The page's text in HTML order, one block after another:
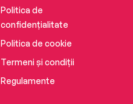
Politica de
confidențialitate
Politica de cookie
Termeni și condiții
Regulamente